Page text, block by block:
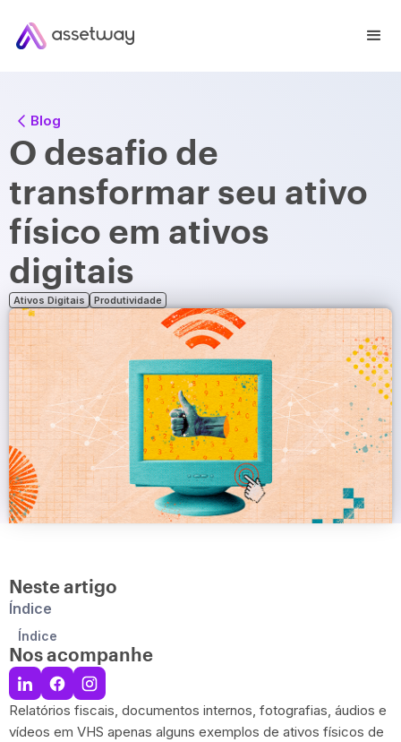
Blog
O desafio de
transformar seu ativo
físico em ativos
digitais
Ativos Digitais Produtividade
Neste artigo
Índice
Índice
Nos acompanhe
Relatórios fiscais, documentos internos, fotografias, áudios e
vídeos em VHS apenas alguns exemplos de ativos físicos de